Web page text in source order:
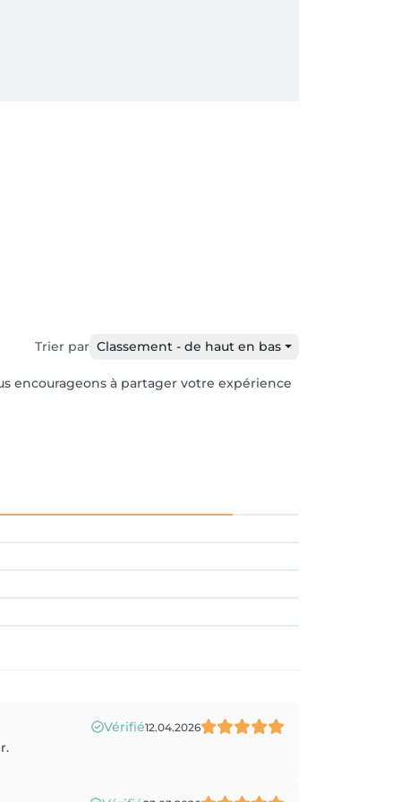
Trier par Classement - de haut en bas
encourageons à partager votre expérience
Vérifié12.04.2026